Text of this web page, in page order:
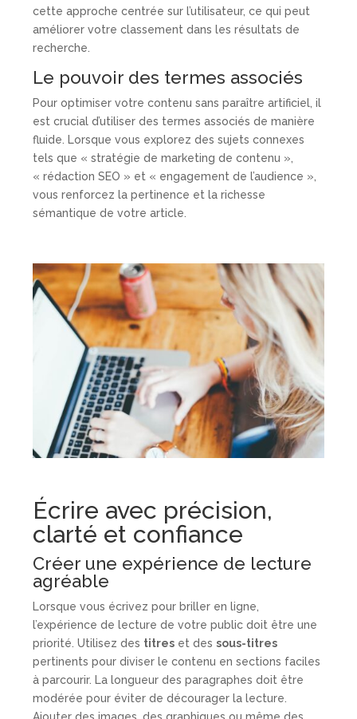
cette approche centrée sur l’utilisateur, ce qui peut
améliorer votre classement dans les résultats de
recherche.
Le pouvoir des termes associés
Pour optimiser votre contenu sans paraître artificiel, il
est crucial d’utiliser des termes associés de manière
fluide. Lorsque vous explorez des sujets connexes
tels que « stratégie de marketing de contenu »,
« rédaction SEO » et « engagement de l’audience »,
vous renforcez la pertinence et la richesse
sémantique de votre article.
Écrire avec précision,
clarté et confiance
Créer une expérience de lecture
agréable
Lorsque vous écrivez pour briller en ligne,
l’expérience de lecture de votre public doit être une
priorité. Utilisez des titreset des sous-titres
pertinents pour diviser le contenu en sections faciles
à parcourir. La longueur des paragraphes doit être
modérée pour éviter de décourager la lecture.